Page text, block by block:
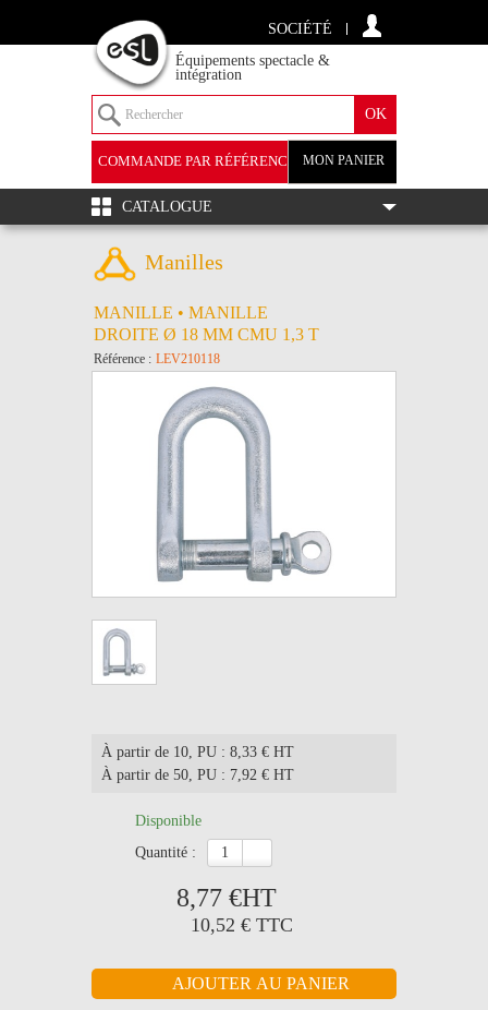
SOCIÉTÉ
Équipements spectacle &
intégration
MON PANIER
COMMANDE PAR RÉFÉRENCE
+
CATALOGUE
Manilles
MANILLE • MANILLE
DROITE Ø 18 MM CMU 1,3 T
Référence : LEV210118
À partir de 10, PU : 8,33 € HT
À partir de 50, PU : 7,92 € HT
Disponible
quantité :
8,77 €HT
10,52 € TTC